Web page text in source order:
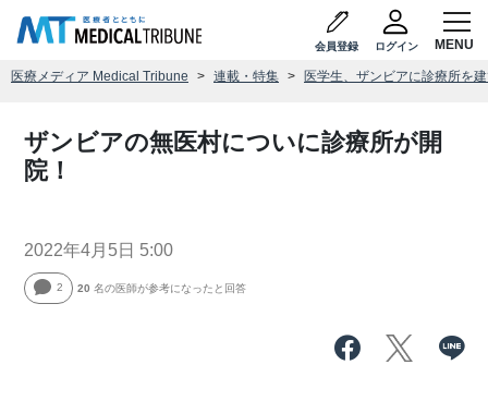
会員登録 ログイン
医療メディア Medical Tribune 連載・特集 医学生、ザンビアに診療所を
ザンビアの無医村についに診療所が開
院！
2022年4月5日 5:00
2 20 名の医師が参考になったと回答